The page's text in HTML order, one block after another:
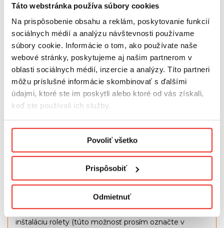
Táto webstránka používa súbory cookies
Na prispôsobenie obsahu a reklám, poskytovanie funkcií
sociálnych médií a analýzu návštevnosti používame
súbory cookie. Informácie o tom, ako používate naše
webové stránky, poskytujeme aj našim partnerom v
oblasti sociálnych médií, inzercie a analýzy. Títo partneri
môžu príslušné informácie skombinovať s ďalšími
údajmi, ktoré ste im poskytli alebo ktoré od vás získali,
keď ste používali ich služby.
Podmienky ochrany osobných údajov.
Povoliť všetko
Prispôsobiť
Odmietnuť
- odtrhávacím konektorom, ktorý je možné
opätovne pripojiť (pre materiály: štandardné, 100%
zatemnenie, excelentné , strieborné , dizajn a
slamka)
- napínačom reťaze (pre denné-noc, deň-noc
premium , denné materiály) - nočný dizajn a
exkluzívny deň-noc)
Sada obsahuje
umožňujú montáž na štandardné okno aj na okno so
zvýšenou hrúbkou
Pred nalepením rolety na okno povrch odmastíme, aby
sa zlepšila priľnavosťprvkov k oknu,
utierkysú na tento účel ako stvorené a dajú sa zakúpiť
Upozornenie:
V prípade okien s vetráčkami alebo pri neotvárajúcich
oknách obsahuje súprava príslušenstvo umožňujúce
inštaláciu rolety (túto možnosť prosím označte v